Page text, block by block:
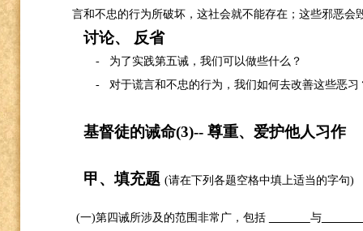
言和不忠的行为所破坏，这社会就不能存在；这些邪恶会
讨论、 反省
-
为了实践第五诫，我们可以做些什么？
-
对于谎言和不忠的行为，我们如何去改善这些恶习
基督徒的诫命(3)--尊重、爱护他人习作
甲、填充题 (请在下列各题空格中填上适当的字句)
(一)第四诫所涉及的范围非常广，包括 与